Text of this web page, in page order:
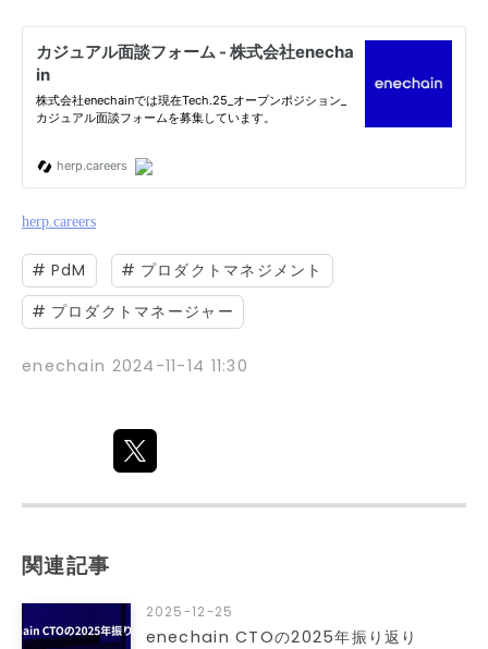
herp.careers
# PdM # プロダクトマネジメント
# プロダクトマネージャー
enechain 2024-11-14 11:30
関連記事
2025-12-25
enechain CTOの2025年振り返り